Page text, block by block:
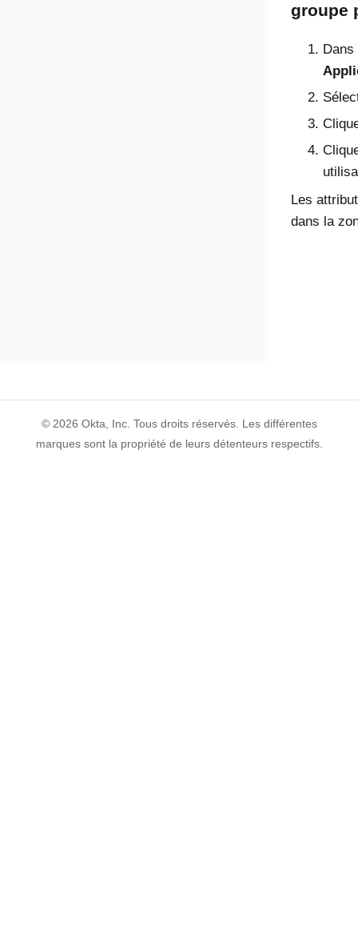
groupe
Dans
Les
dans la
© 2026 Okta, Inc. Tous droits réservés. Les différentes
marques sont la propriété de leurs détenteurs respectifs.